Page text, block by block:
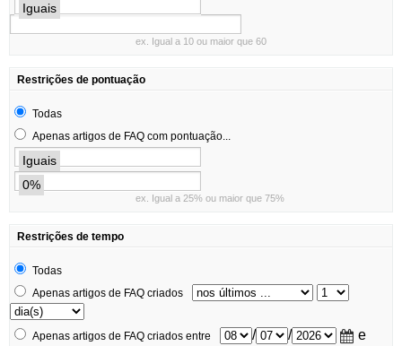
Iguais
ex. Igual a 10 ou maior que 60
Restrições de pontuação
Todas
Apenas artigos de FAQ com pontuação...
Iguais
0%
ex. Igual a 25% ou maior que 75%
Restrições de tempo
Todas
Apenas artigos de FAQ criados
Apenas artigos de FAQ criados entre / / e